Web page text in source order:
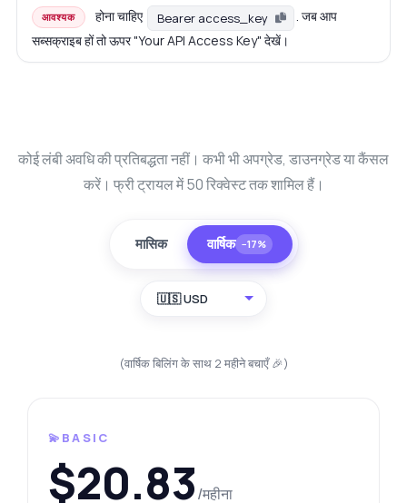
आवश्यक होना चाहिए Bearer access_key
. जब आप
सब्सक्राइब हों तो ऊपर "Your API Access Key" देखें।
कोई लंबी अवधि की प्रतिबद्धता नहीं। कभी भी अपग्रेड, डाउनग्रेड या कैंसल
करें। फ्री ट्रायल में 50 रिक्वेस्ट तक शामिल हैं।
मासिक वार्षिक −17%
🇺🇸 USD
(वार्षिक बिलिंग के साथ 2 महीने बचाएँ 🎉)
💫BASIC
$20.83/महीना